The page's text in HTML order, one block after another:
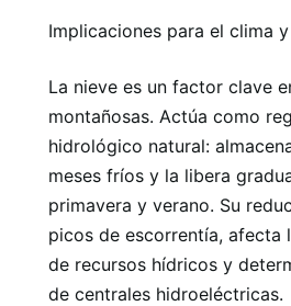
Implicaciones para el clima
La nieve es un factor clave
montañosas. Actúa como
hidrológico natural:
meses fríos y la libera
primavera y verano. Su
picos de escorrentía, afecta
de recursos hídricos y
de centrales hidroeléctricas.